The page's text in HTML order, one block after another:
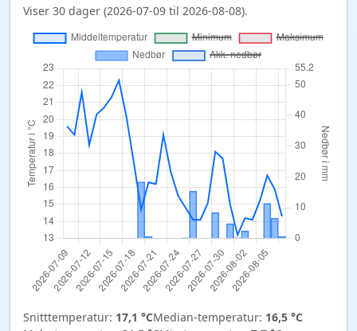
Viser 30 dager (2026-07-09 til 2026-08-08).
Snitttemperatur: 17,1 °CMedian-temperatur: 16,5 °C